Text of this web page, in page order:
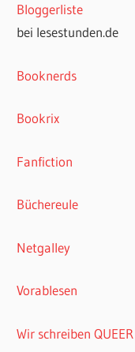
Bloggerliste
bei lesestunden.de
Booknerds
Bookrix
Fanfiction
Büchereule
Netgalley
Vorablesen
Wir schreiben QUEER